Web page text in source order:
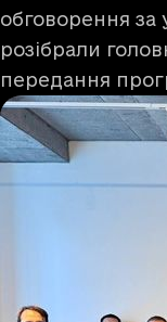
обговорення за
розібрали
передання